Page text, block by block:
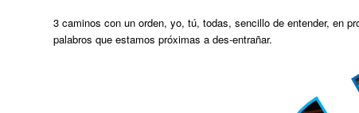
3 caminos con un orden, yo, tú, todas, sencillo de entender, en
palabros que estamos próximas a des-entrañar.